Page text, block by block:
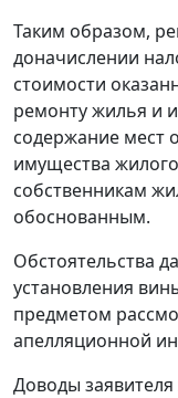
Таким образом,
доначислении
стоимости
ремонту жилья и
содержание мест
имущества
собственникам
обоснованным.
Обстоятельства
установления
предметом
апелляционной
Доводы